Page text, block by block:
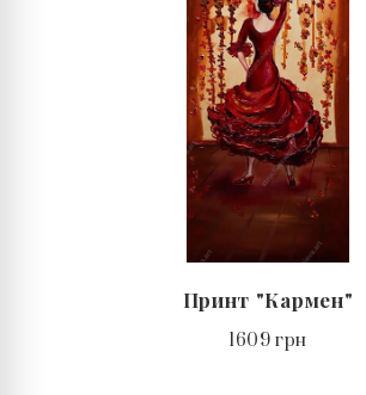
Принт "Кармен"
1609 грн